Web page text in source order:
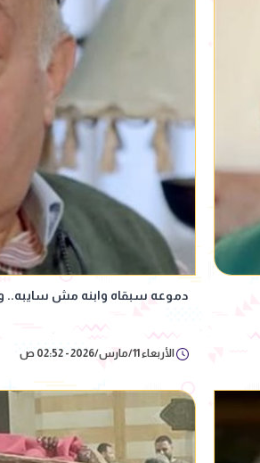
دموعه سبقاه وابنه مش سايبه..
الأربعاء 11/مارس/2026 - 02:52 ص